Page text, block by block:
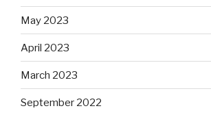
May 2023
April 2023
March 2023
September 2022